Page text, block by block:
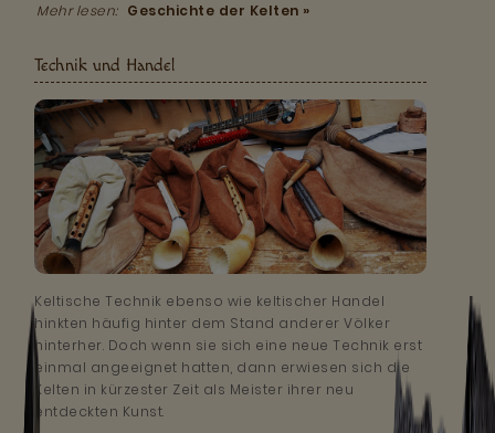
Mehr lesen: Geschichte der Kelten »
Technik und Handel
Keltische Technik ebenso wie keltischer Handel
hinkten häufig hinter dem Stand anderer Völker
hinterher. Doch wenn sie sich eine neue Technik erst
einmal angeeignet hatten, dann erwiesen sich die
Kelten in kürzester Zeit als Meister ihrer neu
entdeckten Kunst.